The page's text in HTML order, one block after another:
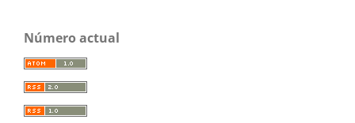
Número actual